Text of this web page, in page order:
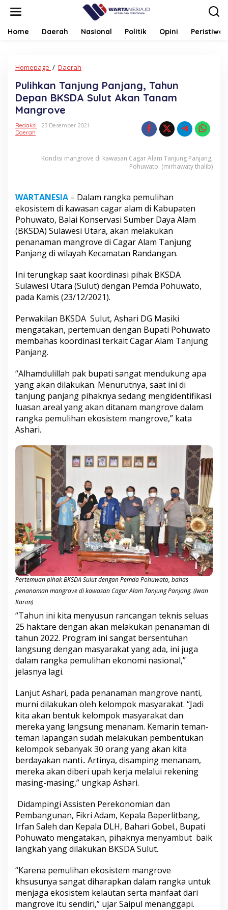
Home Daerah Nasional Politik Opini Peristiwa
Homepage / Daerah
Panjang,
Tahun
Depan
Sulut
Pulihkan Tanjung Panjang, Tahun
Depan BKSDA Sulut Akan Tanam
Mangrove
Redaksi
23 Desember 2021
Daerah
Kondisi mangrove di kawasan Cagar Alam Tanjung Panjang,
Pohuwato. (mirhawaty thalib)
WARTANESIA – Dalam rangka pemulihan
ekosistem di kawasan cagar alam di Kabupaten
Pohuwato, Balai Konservasi Sumber Daya Alam
(BKSDA) Sulawesi Utara, akan melakukan
penanaman mangrove di Cagar Alam Tanjung
Panjang di wilayah Kecamatan Randangan.
Ini terungkap saat koordinasi pihak BKSDA
Sulawesi Utara (Sulut) dengan Pemda Pohuwato,
pada Kamis (23/12/2021).
Perwakilan BKSDA Sulut, Ashari DG Masiki
mengatakan, pertemuan dengan Bupati Pohuwato
membahas koordinasi terkait Cagar Alam Tanjung
Panjang.
“Alhamdulillah pak bupati sangat mendukung apa
yang akan dilakukan. Menurutnya, saat ini di
tanjung panjang pihaknya sedang mengidentifikasi
luasan areal yang akan ditanam mangrove dalam
rangka pemulihan ekosistem mangrove,” kata
Ashari.
Pertemuan pihak BKSDA Sulut dengan Pemda Pohuwato, bahas
penanaman mangrove di kawasan Cagar Alam Tanjung Panjang. (Iwan
Karim)
“Tahun ini kita menyusun rancangan teknis seluas
25 haktare dengan akan melakukan penanaman di
tahun 2022. Program ini sangat bersentuhan
langsung dengan masyarakat yang ada, ini juga
dalam rangka pemulihan ekonomi nasional,”
jelasnya lagi.
Lanjut Ashari, pada penanaman mangrove nanti,
murni dilakukan oleh kelompok masyarakat. “Jadi
kita akan bentuk kelompok masyarakat dan
mereka yang langsung menanam. Kemarin teman-
teman lapangan sudah melakukan pembentukan
kelompok sebanyak 30 orang yang akan kita
berdayakan nanti.. Artinya, disamping menanam,
mereka akan diberi upah kerja melalui rekening
masing-masing,” ungkap Ashari.
Didampingi Assisten Perekonomian dan
Pembangunan, Fikri Adam, Kepala Baperlitbang,
Irfan Saleh dan Kepala DLH, Bahari Gobel., Bupati
Pohuwato mengatakan, pihaknya menyambut baik
langkah yang dilakukan BKSDA Sulut.
“Karena pemulihan ekosistem mangrove
khsusunya sangat diharapkan dalam rangka untuk
menjaga ekosistem kelautan serta manfaat dari
mangrove itu sendiri,” ujar Saipul menanggapi.